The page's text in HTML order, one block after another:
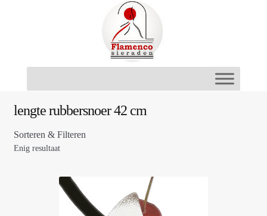
lengte rubbersnoer 42 cm
Sorteren & Filteren
Enig resultaat